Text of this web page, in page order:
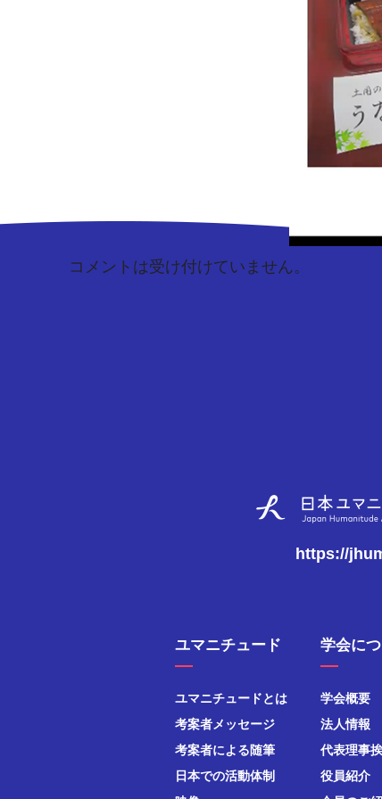
コメントは受け付けていません。
https://
ユマニチュード
ユマニチュードとは
考案者メッセージ
考案者による随筆
日本での活動体制
学会に
学会概要
法人情報
代表理事
役員紹介